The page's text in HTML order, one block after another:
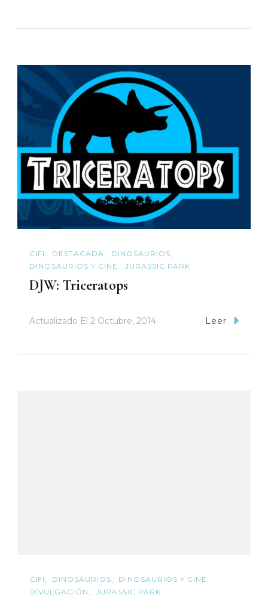
CIFI DESTACADA
DINOSAURIOS
DINOSAURIOS Y CINE
JURASSIC PARK
DJW: Triceratops
Actualizado El 2 Octubre, 2014 Leer
CIFI DINOSAURIOS
DINOSAURIOS Y CINE
DIVULGACIÓN
JURASSIC PARK